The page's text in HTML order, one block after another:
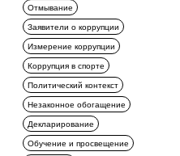
Отмывание
Заявители о коррупции
Измерение коррупции
Коррупция в спорте
Политический контекст
Незаконное обогащение
Декларирование
Обучение и просвещение